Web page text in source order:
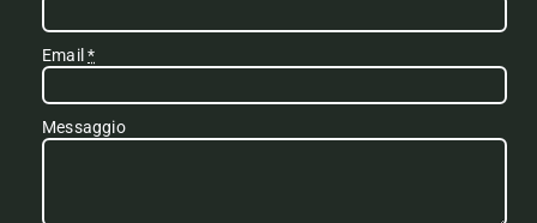
Email*
Messaggio